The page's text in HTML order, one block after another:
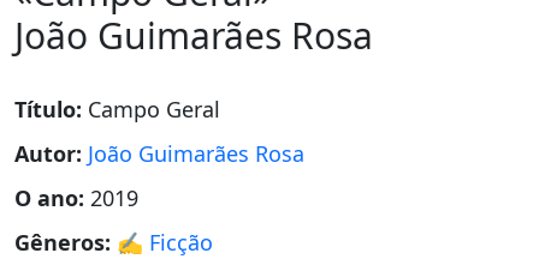
João Guimarães Rosa
Título: Campo Geral
Autor: João Guimarães Rosa
O ano: 2019
Gêneros: ✍️ Ficção